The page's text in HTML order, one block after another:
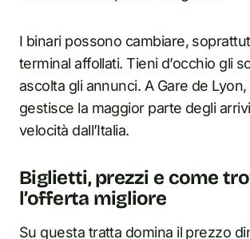
I binari possono cambiare,
terminal affollati. Tieni d’occhio gli
ascolta gli annunci. A Gare de Lyon,
gestisce la maggior parte degli
velocità dall’Italia.
Biglietti, prezzi e come
l’offerta migliore
Su questa tratta domina il prezzo